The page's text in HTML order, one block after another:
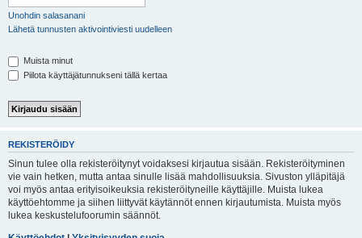
Unohdin salasanani
Lähetä tunnusten aktivointiviesti uudelleen
Muista minut
Piilota käyttäjätunnukseni tällä kertaa
REKISTERÖIDY
Sinun tulee olla rekisteröitynyt voidaksesi kirjautua sisään. Rekisteröityminen
vie vain hetken, mutta antaa sinulle lisää mahdollisuuksia. Sivuston ylläpitäjä
voi myös antaa erityisoikeuksia rekisteröityneille käyttäjille. Muista lukea
käyttöehtomme ja siihen liittyvät käytännöt ennen kirjautumista. Muista myös
lukea keskustelufoorumin säännöt.